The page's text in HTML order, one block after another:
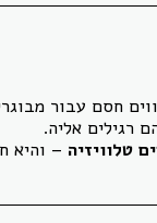
חסם עבור
רגילים אליה.
טלוויזיה – והיא